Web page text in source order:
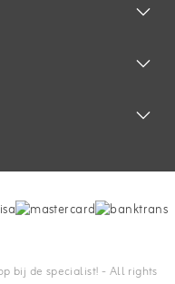
bij de specialist! - All rights